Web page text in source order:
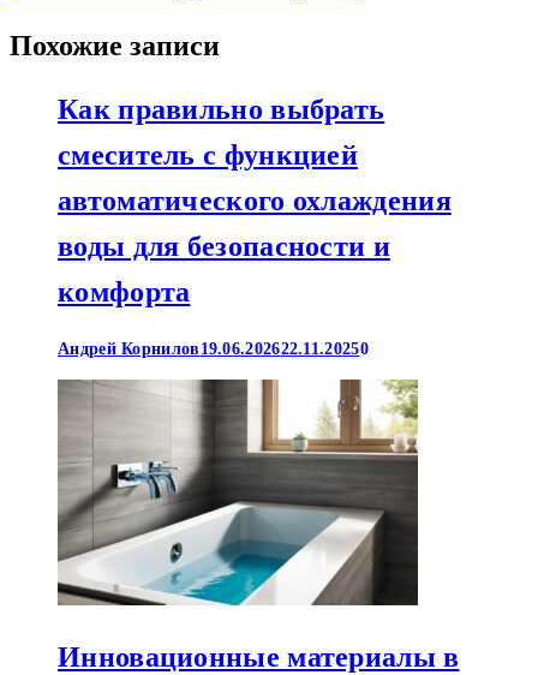
Похожие записи
Как правильно выбрать
смеситель с функцией
автоматического охлаждения
воды для безопасности и
комфорта
Андрей Корнилов 19.06.202622.11.20250
Инновационные материалы в